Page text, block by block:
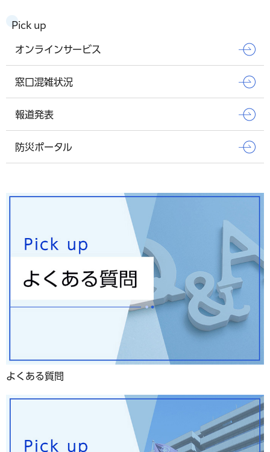
Pick up
オンラインサービス
窓口混雑状況
報道発表
防災ポータル
よくある質問